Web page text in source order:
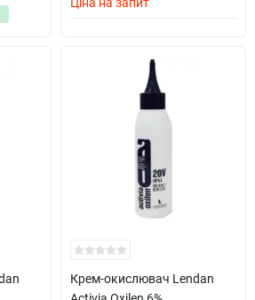
Крем-окислювач Lendan